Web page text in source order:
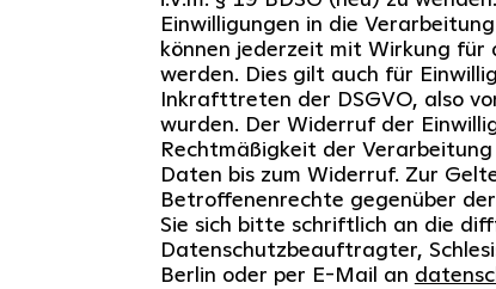
Einwilligungen in die
können jederzeit mit Wirkung
werden. Dies gilt auch für
Inkrafttreten der DSGVO, also
wurden. Der Widerruf der
Rechtmäßigkeit der
Daten bis zum Widerruf. Zur
Betroffenenrechte gegenüber
Sie sich bitte schriftlich an die
Datenschutzbeauftragter,
Berlin oder per E-Mail an